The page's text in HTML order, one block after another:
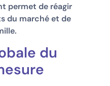
permet de réagir
du marché et de
du